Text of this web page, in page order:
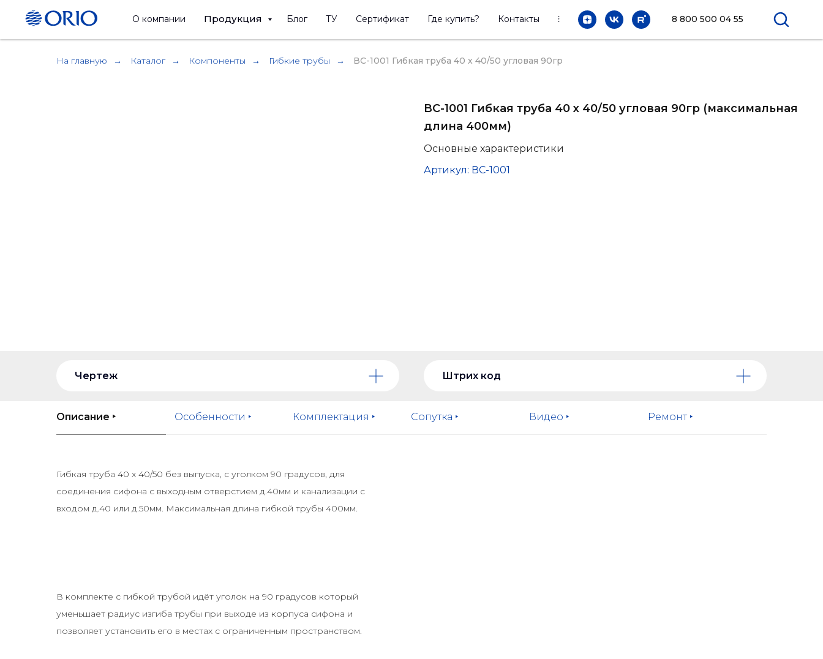
О компании Продукция Блог ТУ Сертификат Где купить? Контакты ⫶ 8 800 500 04 55
На главную → Каталог → Компоненты → Гибкие трубы → ВС-1001 Гибкая труба 40 х 40/50 угловая 90гр
Основные характеристики
ВС-1001 Гибкая труба 40 х 40/50 угловая 90гр (максимальная
длина 400мм)
Артикул: ВС-1001
Чертеж Штрих код
Описание ‣ Особенности ‣ Комплектация ‣ Сопутка ‣ Видео ‣ Ремонт ‣
Гибкая труба 40 х 40/50 без выпуска, с уголком 90 градусов, для
соединения сифона с выходным отверстием д.40мм и канализации с
входом д.40 или д.50мм. Максимальная длина гибкой трубы 400мм.
В комплекте с гибкой трубой идёт уголок на 90 градусов который
уменьшает радиус изгиба трубы при выходе из корпуса сифона и
позволяет установить его в местах с ограниченным пространством.